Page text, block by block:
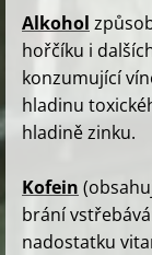
Alkohol
hořčíku i
konzumující
hladinu
hladině zinku.
Kofein
brání
nadostatku